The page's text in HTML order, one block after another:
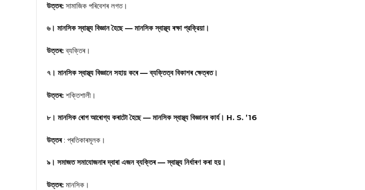
উত্তৰ: সামাজিক পৰিবেশৰ লগত।
৬। মানসিক স্বাস্থ্য বিজ্ঞান হৈছে — মানসিক স্বাস্থ্য ৰক্ষা প্রক্রিয়া।
উত্তৰ:ব্যক্তিৰ।
৭। মানসিক স্বাস্থ্য বিজ্ঞানে সহায় কৰে — ব্যক্তিত্ব বিকাশৰ ক্ষেত্ৰত।
উত্তৰ: শক্তিশালী।
৮। মানসিক ৰোগ আৰোগ্য কৰাটো হৈছে — মানসিক স্বাস্থ্য বিজ্ঞানৰ কাৰ্য। H. S. ’16
উত্তৰ: প্ৰতিকাৰমূলক।
৯। সমাজত সমাযোজনাৰ দ্বাৰা এজন ব্যক্তিৰ — স্বাস্থ্য নির্ধাৰণ কৰা হয়।
উত্তৰ: মানসিক।